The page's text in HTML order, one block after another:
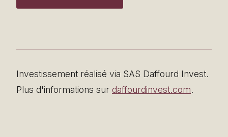
Investissement réalisé via SAS Daffourd Invest.
Plus d'informations sur daffourdinvest.com.